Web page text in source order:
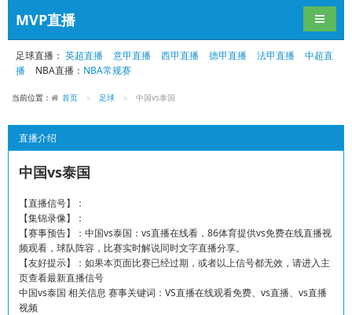
MVP直播 导航切
足球直播： 英超直播 意甲直播 西甲直播 德甲直播 法甲直播
中超直
播
NBA直播： NBA常规赛
当前位置： 首页 足球 中国vs泰国
直播介绍
中国vs泰国
【直播信号】：
【集锦录像】：
【赛事预告】：中国vs泰国：vs直播在线看，86体育提供vs免费在线直播视
频观看，球队阵容，比赛实时解说同时文字直播分享。
【友好提示】：如果本页面比赛已经过期，或者以上信号都无效，请进入主
页查看最新直播信号
中国vs泰国 相关信息 赛事关键词：VS直播在线观看免费、vs直播、vs直播
视频